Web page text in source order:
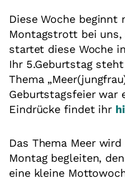
Diese Woche
Montagstrott bei uns,
startet diese Woche
Ihr 5.Geburtstag
Thema
Geburtstagsfeier war
Eindrücke findet ihr
Das Thema Meer
Montag begleiten,
eine kleine